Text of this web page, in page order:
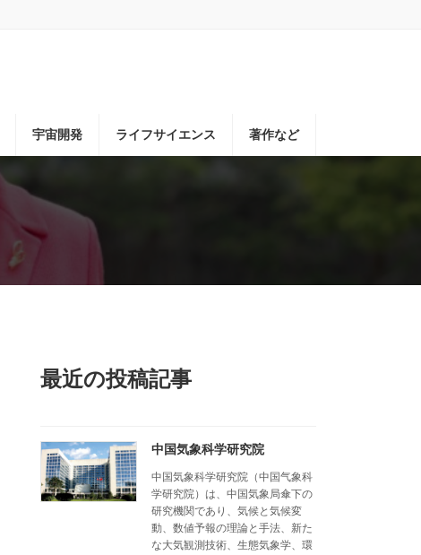
宇宙開発 ライフサイエンス 著作など
最近の投稿記事
中国気象科学研究院
中国気象科学研究院（中国气象科
学研究院）は、中国気象局傘下の
研究機関であり、気候と気候変
動、数値予報の理論と手法、新た
な大気観測技術、生態気象学、環